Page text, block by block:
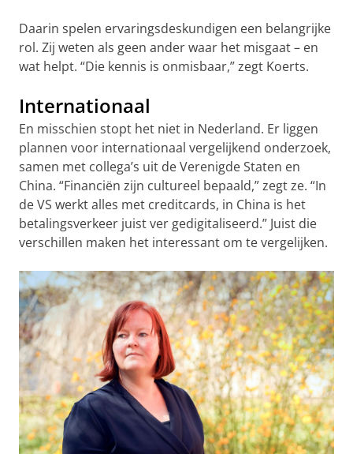
Daarin spelen ervaringsdeskundigen een belangrijke
rol. Zij weten als geen ander waar het misgaat – en
wat helpt. “Die kennis is onmisbaar,” zegt Koerts.
Internationaal
En misschien stopt het niet in Nederland. Er liggen
plannen voor internationaal vergelijkend onderzoek,
samen met collega’s uit de Verenigde Staten en
China. “Financiën zijn cultureel bepaald,” zegt ze. “In
de VS werkt alles met creditcards, in China is het
betalingsverkeer juist ver gedigitaliseerd.” Juist die
verschillen maken het interessant om te vergelijken.